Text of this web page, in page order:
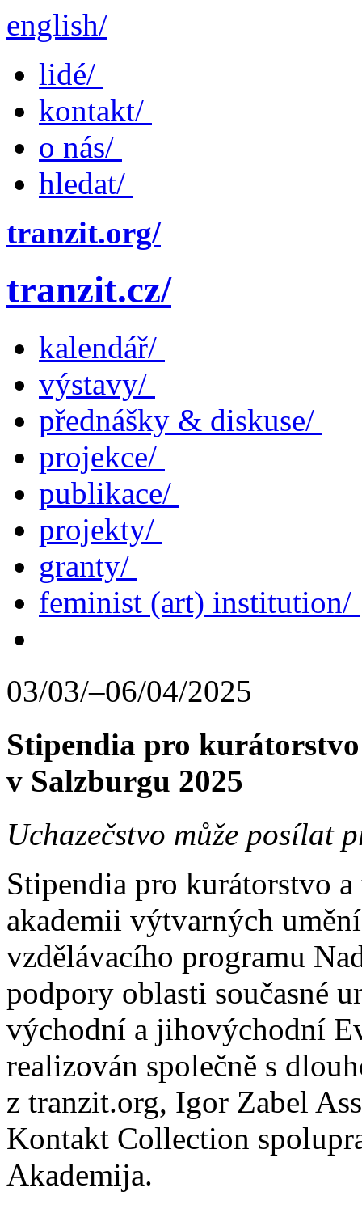
english/
lidé/
kontakt/
o nás/
hledat/
tranzit.org/
tranzit.cz/
kalendář/
výstavy/
přednášky & diskuse/
projekce/
publikace/
projekty/
granty/
feminist (art) institution/
03/03/–06/04/2025
Stipendia pro
v Salzburgu 2025
Uchazečstvo může posílat
Stipendia pro kurátorstvo
akademii výtvarných
vzdělávacího programu
podpory oblasti současné
východní a jihovýchodní
realizován společně s
z tranzit.org, Igor Zabel
Kontakt Collection
Akademija.